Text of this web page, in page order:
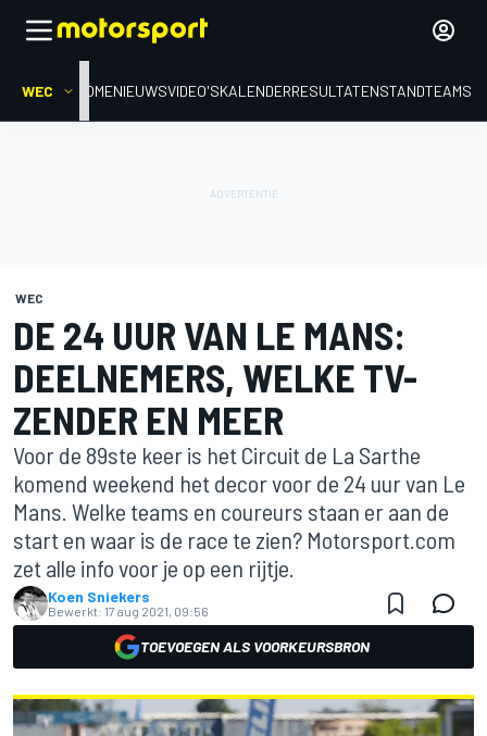
WEC HOMENIEUWSVIDEO'SKALENDERRESULTATENSTANDTEAMS
WEC
DE 24 UUR VAN LE MANS:
DEELNEMERS, WELKE TV-
ZENDER EN MEER
Voor de 89ste keer is het Circuit de La Sarthe
komend weekend het decor voor de 24 uur van Le
Mans. Welke teams en coureurs staan er aan de
start en waar is de race te zien? Motorsport.com
zet alle info voor je op een rijtje.
Koen Sniekers
Bewerkt: 17 aug 2021, 09:56
TOEVOEGEN ALS VOORKEURSBRON